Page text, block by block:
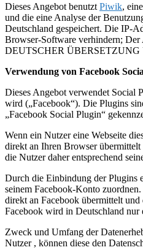
Dieses Angebot benutzt Piwik,
und die eine Analyse der
Deutschland gespeichert. Die IP-
Browser-Software verhindern;
DEUTSCHER
Verwendung von Facebook
Dieses Angebot verwendet Social
wird („Facebook“). Die Plugins
„Facebook Social Plugin“
Wenn ein Nutzer eine Webseite
direkt an Ihren Browser
die Nutzer daher entsprechend
Durch die Einbindung der Plugins
seinem Facebook-Konto
direkt an Facebook übermittelt
Facebook wird in Deutschland nur
Zweck und Umfang der
Nutzer , können diese den